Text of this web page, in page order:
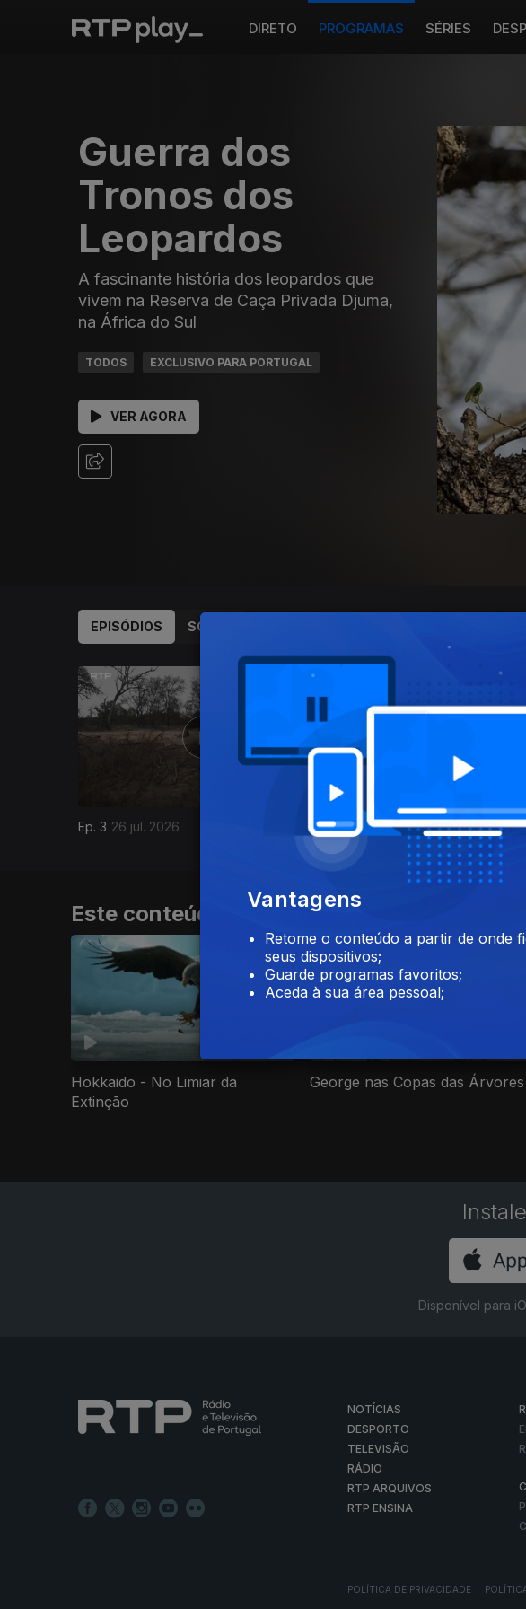
DIRETO PROGRAMAS SÉRIES
Guerra dos
Tronos dos
Leopardos
A fascinante história dos leopardos que
vivem na Reserva de Caça Privada Djuma,
na África do Sul
TODOS EXCLUSIVO PARA PORTUGAL
VER AGORA
EPISÓDIOS SOBRE
Ep. 3 26 jul. 2026 Ep. 2 23 jul. 2026
942981
Este conteúdo faz parte de
Hokkaido - No Limiar da
Extinção
George nas Copas das Árvores
Disponível para
NOTÍCIAS
DESPORTO
TELEVISÃO
RÁDIO
RTP ARQUIVOS
RTP ENSINA
POLÍTICA DE PRIVACIDADE
Vantagens
Retome o conteúdo a partir de onde
seus dispositivos;
Guarde programas favoritos;
Aceda à sua área pessoal;